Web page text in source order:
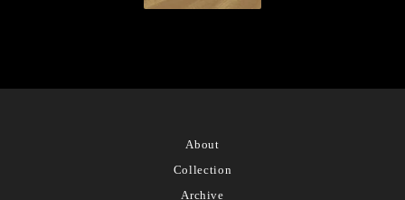
About
Collection
Archive